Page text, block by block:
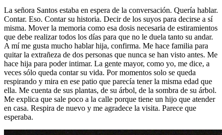
La señora Santos estaba en espera de la conversación. Quería hablar.
Contar. Eso. Contar su historia. Decir de los suyos para decirse a sí
misma. Mover la memoria como esa dosis necesaria de estiramientos
que debe realizar todos los días para que no le duela tanto su andar.
A mí me gusta mucho hablar hija, confirma. Me hace familia para
quitar la extrañeza de dos personas que nunca se han visto antes. Me
hace hija para poder intimar. La gente mayor, como yo, me dice, a
veces sólo queda contar su vida. Por momentos solo se queda
respirando y mira en ese patio que parecía tener la misma edad que
ella. Me cuenta de sus plantas, de su árbol, de la sombra de su árbol.
Me explica que sale poco a la calle porque tiene un hijo que atender
en casa. Respira de nuevo y me agradece la visita. Parece que
esperaba.